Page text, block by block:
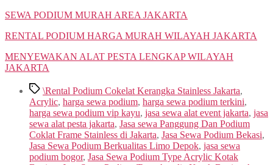
SEWA PODIUM MURAH AREA JAKARTA
RENTAL PODIUM HARGA MURAH WILAYAH JAKARTA
MENYEWAKAN ALAT PESTA LENGKAP WILAYAH
JAKARTA
Tags\Rental Podium Cokelat Kerangka Stainless Jakarta,
Acrylic, harga sewa podium, harga sewa podium terkini,
harga sewa podium vip kayu, jasa sewa alat event jakarta, jasa
sewa alat pesta jakarta, Jasa sewa Panggung Dan Podium
Coklat Frame Stainless di Jakarta, Jasa Sewa Podium Bekasi,
Jasa Sewa Podium Berkualitas Limo Depok, jasa sewa
podium bogor, Jasa Sewa Podium Type Acrylic Kotak